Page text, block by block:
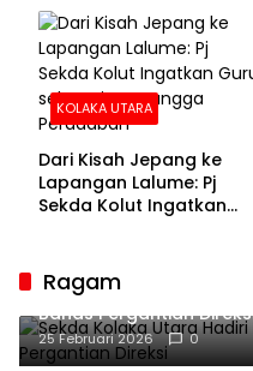
KOLAKA UTARA
Dari Kisah Jepang ke
Lapangan Lalume: Pj
Sekda Kolut Ingatkan
Ragam
Sekda Kolaka Utara
Bahas Pergantian
25 Februari 2026 0